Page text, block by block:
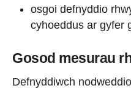
osgoi defnyddio
cyhoeddus ar gyfer
Gosod mesurau
Defnyddiwch